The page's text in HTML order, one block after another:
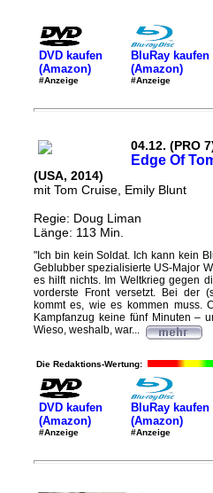
DVD kaufen
(Amazon)
#Anzeige
BluRay kaufen
(Amazon)
#Anzeige
04.12. (PRO
Edge Of
(USA, 2014)
mit Tom Cruise, Emily Blunt
Regie: Doug Liman
Länge: 113 Min.
"Ich bin kein Soldat. Ich kann kein
Geblubber spezialisierte US-Major
es hilft nichts. Im Weltkrieg gegen
vorderste Front versetzt. Bei der
kommt es, wie es kommen muss.
Kampfanzug keine fünf Minuten –
Wieso, weshalb, war...
Die Redaktions-Wertung:
DVD kaufen
(Amazon)
#Anzeige
BluRay kaufen
(Amazon)
#Anzeige